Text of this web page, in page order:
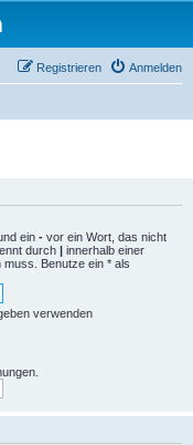
Anmelden
Registrieren
ein - vor ein Wort, das nicht
durch | innerhalb einer
Benutze ein * als
verwenden